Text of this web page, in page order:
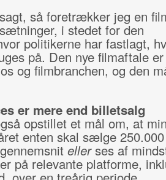
så foretrækker jeg en
i stedet for den
politikerne har fastlagt,
på. Den nye filmaftale
og filmbranchen, og den
er mere end billetsalg
opstillet et mål om, at
enten skal sælge 250.000
ellerses af
på relevante platforme,